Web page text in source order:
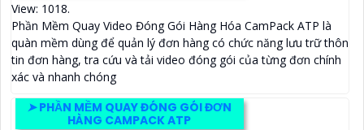
View: 1018.
Phần Mềm Quay Video Đóng Gói Hàng Hóa CamPack ATP là
quàn mềm dùng để quản lý đơn hàng có chức năng lưu trữ thôn
tin đơn hàng, tra cứu và tải video đóng gói của từng đơn chính
xác và nhanh chóng
➤PHẦN MỀM QUAY ĐÓNG GÓI ĐƠN
HÀNG CAMPACK ATP